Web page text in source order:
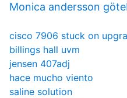
Monica andersson
cisco 7906 stuck on
billings hall uvm
jensen 407adj
hace mucho viento
saline solution